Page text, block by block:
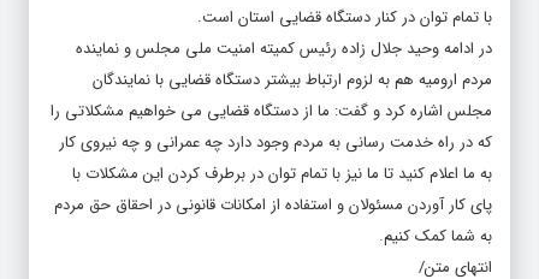
با تمام توان در کنار دستگاه قضایی استان است.
در ادامه وحید جلال زاده رئیس کمیته امنیت ملی مجلس و نماینده
مردم ارومیه هم به لزوم ارتباط بیشتر دستگاه قضایی با نمایندگان
مجلس اشاره کرد و گفت: ما از دستگاه قضایی می خواهیم مشکلاتی را
که در راه خدمت رسانی به مردم وجود دارد چه عمرانی و چه نیروی کار
به ما اعلام کنید تا ما نیز با تمام توان در برطرف کردن این مشکلات با
پای کار آوردن مسئولان و استفاده از امکانات قانونی در احقاق حق مردم
به شما کمک کنیم.
انتهای متن/